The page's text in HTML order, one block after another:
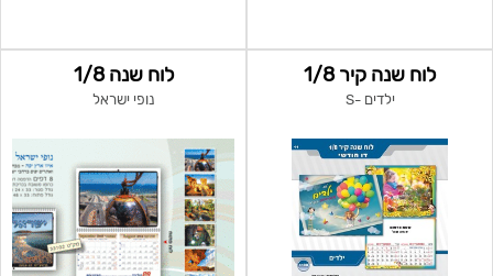
לוח שנה קיר 1/8
ילדים -S
לוח שנה 1/8
נופי ישראל